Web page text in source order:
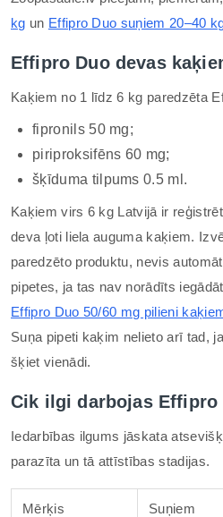
kg un Effipro Duo suņiem 20–40
Effipro Duo devas
Kaķiem no 1 līdz 6 kg paredzēta
fipronils 50 mg;
piriproksifēns 60 mg;
šķīduma tilpums 0.5 ml.
Kaķiem virs 6 kg Latvijā ir
deva ļoti liela auguma kaķiem.
paredzēto produktu, nevis
pipetes, ja tas nav norādīts
Effipro Duo 50/60 mg pilieni
Suņa pipeti kaķim nelieto arī tad,
šķiet vienādi.
Cik ilgi darbojas Effipro
Iedarbības ilgums jāskata
parazīta un tā attīstības stadijas.
Mērķis Suņiem